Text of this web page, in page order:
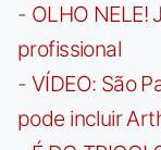
- OLHO NELE!
profissional
- VÍDEO: São
pode incluir